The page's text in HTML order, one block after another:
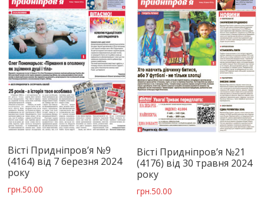
Вісті Придніпров’я №9
(4164) від 7 березня 2024
року
грн.50.00
Вісті Придніпров’я №21
(4176) від 30 травня 2024
року
грн.50.00